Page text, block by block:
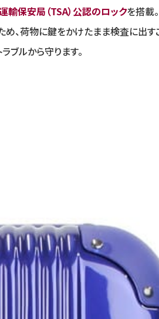
保安局（TSA）公認のロックを搭載
、荷物に鍵をかけたまま検査に出
ブルから守ります。